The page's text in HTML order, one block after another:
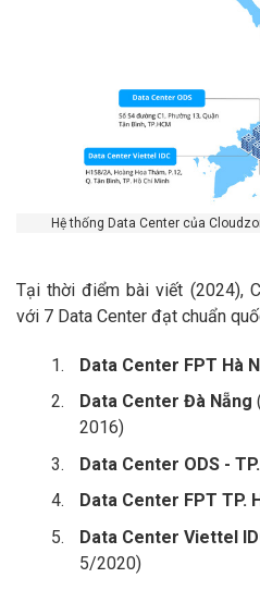
Hệ thống Data Center của
Tại thời điểm bài viết (2024),
với 7 Data Center đạt chuẩn
Data Center FPT Hà
Data Center Đà Nẵng
2016)
Data Center ODS -
Data Center FPT TP.
Data Center Viettel
5/2020)